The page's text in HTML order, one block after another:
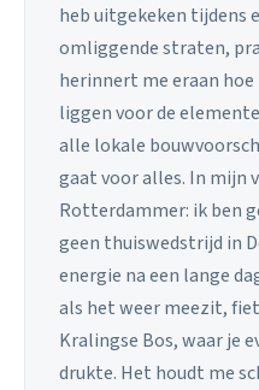
heb uitgekeken tijdens
omliggende straten,
herinnert me eraan
liggen voor de
alle lokale
gaat voor alles. In mijn
Rotterdammer: ik ben
geen thuiswedstrijd in
energie na een lange
als het weer meezit,
Kralingse Bos, waar je
drukte. Het houdt me